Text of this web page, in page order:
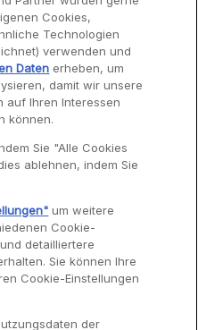
Früchte hinzugeben.
Fragen
Cookies,
Technologien
verwenden und
Daten erheben, um
damit wir unsere
auf Ihren Interessen
können.
Sie "Alle Cookies
ablehnen, indem Sie
um weitere
Cookie-
detailliertere
Sie können Ihre
Cookie-Einstellungen
der